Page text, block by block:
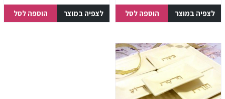
לצפיה במוצר הוספה לסל לצפיה במוצר הוספה לסל